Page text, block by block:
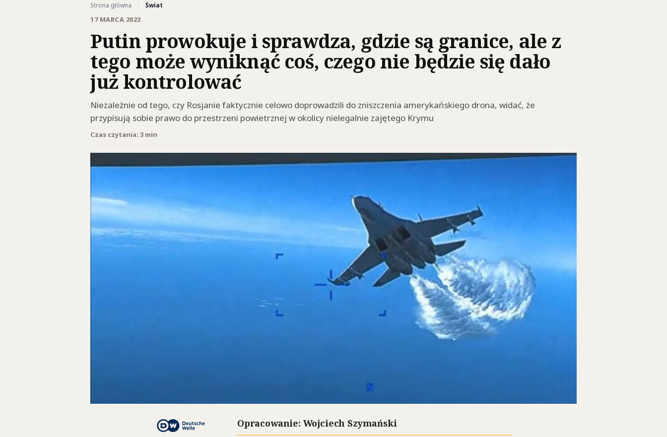
Strona główna / Świat
17 MARCA 2023
Putin prowokuje i sprawdza, gdzie są granice, ale z
tego może wyniknąć coś, czego nie będzie się dało
już kontrolować
Niezależnie od tego, czy Rosjanie faktycznie celowo doprowadzili do zniszczenia amerykańskiego drona, widać, że
przypisują sobie prawo do przestrzeni powietrznej w okolicy nielegalnie zajętego Krymu
Czas czytania: 3 min
Opracowanie: Wojciech Szymański